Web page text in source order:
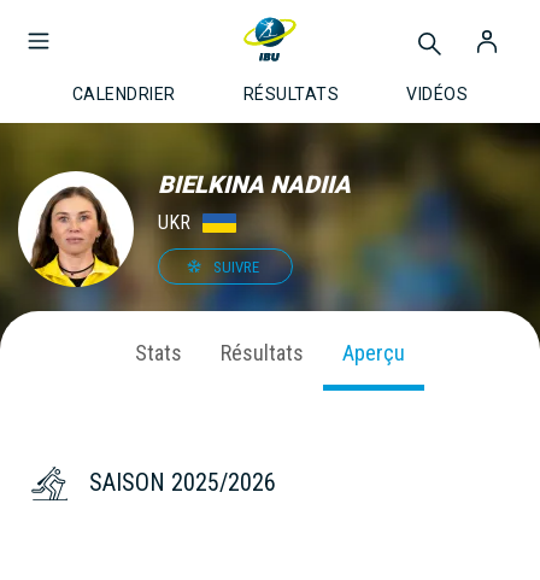
CALENDRIER RÉSULTATS VIDÉOS
BIELKINA NADIIA
UKR
SUIVRE
Stats Résultats Aperçu
SAISON 2025/2026